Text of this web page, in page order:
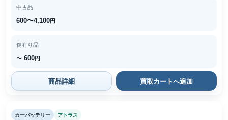
中古品
600〜4,100円
傷有り品
〜 600円
商品詳細 買取カートへ追加
カーバッテリー アトラス